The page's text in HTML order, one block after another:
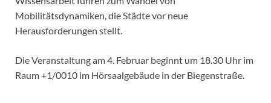
Mobilitätsdynamiken, die Städte vor neue
Herausforderungen stellt.
Die Veranstaltung am 4. Februar beginnt um 18.30 Uhr im
Raum +1/0010 im Hörsaalgebäude in der Biegenstraße.